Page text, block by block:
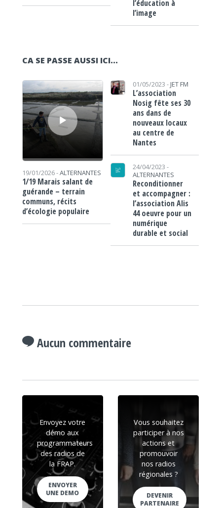
l’éducation à
l’image
CA SE PASSE AUSSI ICI...
Lecteur audio
19/01/2026 -ALTERNANTES
1/19 Marais salant de
guérande – terrain
communs, récits
d’écologie populaire
01/05/2023 - JET FM
L’association
Nosig fête ses 30
ans dans de
nouveaux locaux
au centre de
Nantes
24/04/2023 -
ALTERNANTES
Reconditionner
et accompagner :
l’association Alis
44 oeuvre pour un
numérique
durable et social
Aucun commentaire
Envoyez votre
démo aux
programmateurs
des radios de
la FRAP.
ENVOYER
UNE DEMO
Vous souhaitez
participer à nos
actions et
promouvoir
nos radios
régionales ?
DEVENIR
PARTENAIRE